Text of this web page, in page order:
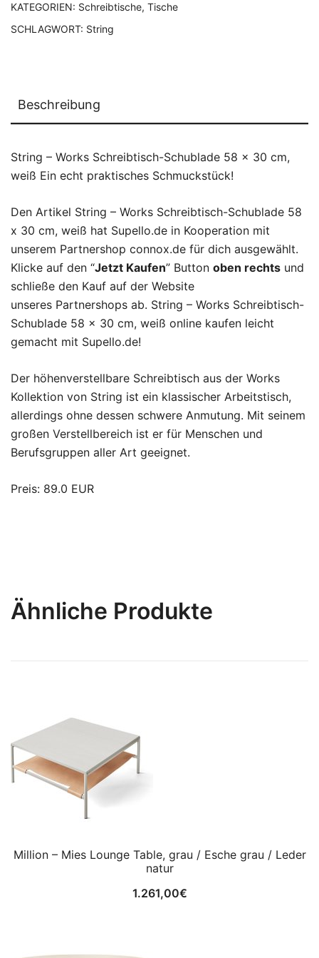
KATEGORIEN: Schreibtische, Tische
SCHLAGWORT: String
Beschreibung
String – Works Schreibtisch-Schublade 58 x 30 cm,
weiß Ein echt praktisches Schmuckstück!
Den Artikel String – Works Schreibtisch-Schublade 58
x 30 cm, weiß hat Supello.de in Kooperation mit
unserem Partnershop connox.de für dich ausgewählt.
Klicke auf den “Jetzt Kaufen” Button oben rechts und
schließe den Kauf auf der Website
unseres Partnershops ab. String – Works Schreibtisch-
Schublade 58 x 30 cm, weiß online kaufen leicht
gemacht mit Supello.de!
Der höhenverstellbare Schreibtisch aus der Works
Kollektion von String ist ein klassischer Arbeitstisch,
allerdings ohne dessen schwere Anmutung. Mit seinem
großen Verstellbereich ist er für Menschen und
Berufsgruppen aller Art geeignet.
Preis: 89.0 EUR
Ähnliche Produkte
Million – Mies Lounge Table, grau / Esche grau / Leder
natur
1.261,00€